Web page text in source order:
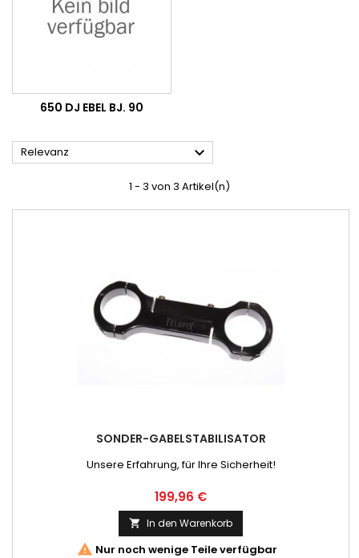
650 DJ EBEL BJ. 90
Relevanz 
1 - 3 von 3 Artikel(n)
SONDER-GABELSTABILISATOR
Unsere Erfahrung, für Ihre Sicherheit!
Preis
199,96 €
 In den Warenkorb
 Nur noch wenige Teile verfügbar